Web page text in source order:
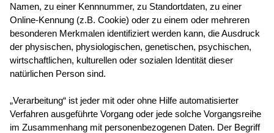
Namen, zu einer Kennnummer, zu Standortdaten, zu einer
Online-Kennung (z.B. Cookie) oder zu einem oder mehreren
besonderen Merkmalen identifiziert werden kann, die Ausdruck
der physischen, physiologischen, genetischen, psychischen,
wirtschaftlichen, kulturellen oder sozialen Identität dieser
natürlichen Person sind.
„Verarbeitung“ ist jeder mit oder ohne Hilfe automatisierter
Verfahren ausgeführte Vorgang oder jede solche Vorgangsreihe
im Zusammenhang mit personenbezogenen Daten. Der Begriff